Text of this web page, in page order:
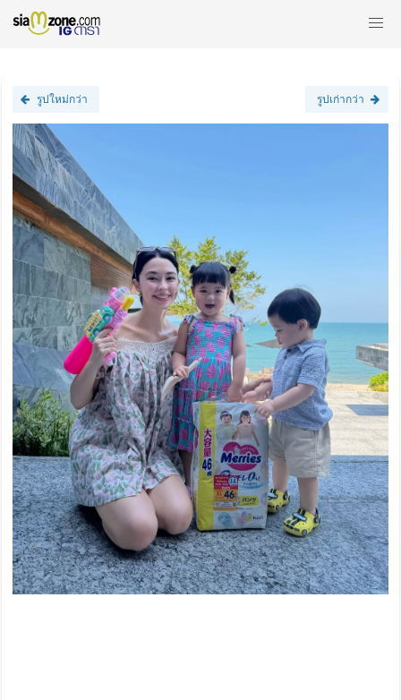
รูปใหม่กว่า รูปเก่ากว่า